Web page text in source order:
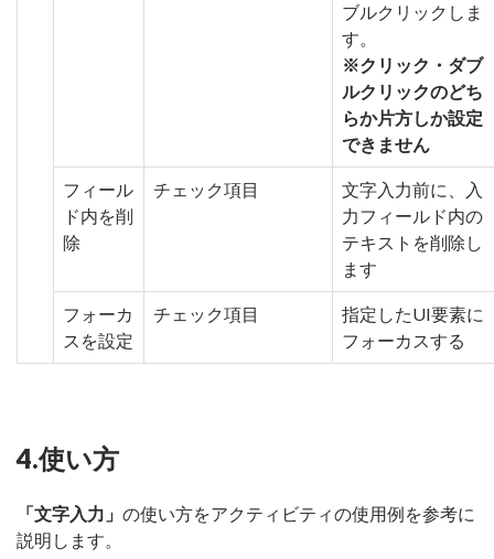
ブルクリックしま
す。
※クリック・ダブ
ルクリックのどち
らか片方しか設定
できません
フィール
ド内を削
除
チェック項目
文字入力前に、入
力フィールド内の
テキストを削除し
ます
フォーカ
スを設定
チェック項目
指定したUI要素に
フォーカスする
4.使い方
「文字入力」 の使い方をアクティビティの使用例を参考に
説明します。